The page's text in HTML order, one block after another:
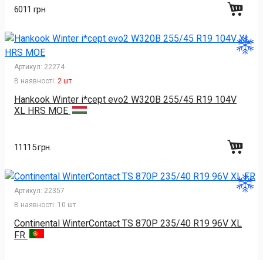
6011 грн.
Артикул: 22274
В наявності: 2 шт
Hankook Winter i*cept evo2 W320B 255/45 R19 104V
XL HRS MOE
11115 грн.
Артикул: 22357
В наявності: 10 шт
Continental WinterContact TS 870P 235/40 R19 96V XL
FR